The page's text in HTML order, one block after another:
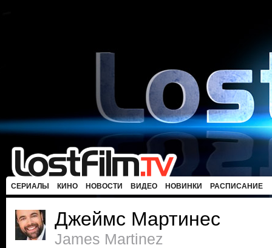
СЕРИАЛЫ КИНО НОВОСТИ ВИДЕО НОВИНКИ РАСПИСАНИЕ
Джеймс Мартинес
James Martinez